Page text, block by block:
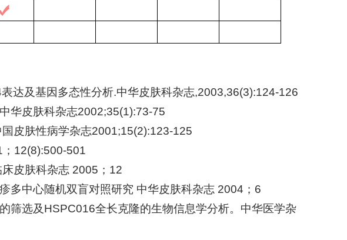
达及基因多态性分析.中华皮肤科杂志,2003,36(3):124-126
华皮肤科杂志2002;35(1):73-75
皮肤性病学杂志2001;15(2):123-125
12(8):500-501
皮肤科杂志 2005；12
多中心随机双盲对照研究 中华皮肤科杂志 2004；6
筛选及HSPC016全长克隆的生物信息学分析。中华医学杂